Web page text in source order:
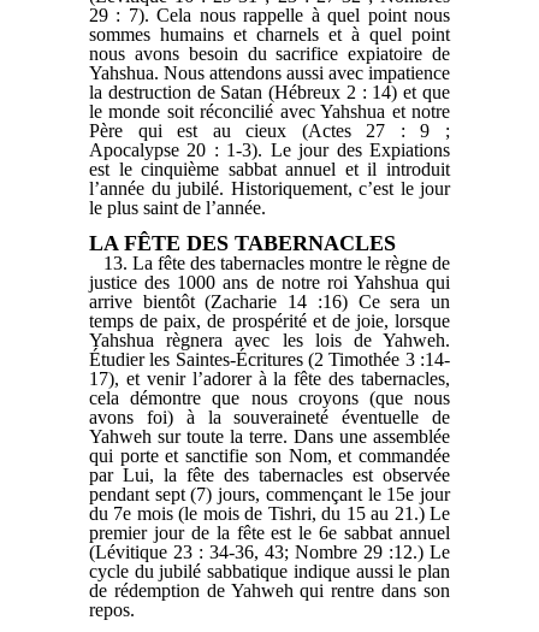
29 : 7). Cela nous rappelle à quel point nous
sommes humains et charnels et à quel point
nous avons besoin du sacrifice expiatoire de
Yahshua. Nous attendons aussi avec impatience
la destruction de Satan (Hébreux 2 : 14) et que
le monde soit réconcilié avec Yahshua et notre
Père qui est au cieux (Actes 27 : 9 ;
Apocalypse 20 : 1-3). Le jour des Expiations
est le cinquième sabbat annuel et il introduit
l’année du jubilé. Historiquement, c’est le jour
le plus saint de l’année.
LA FÊTE DES TABERNACLES
13. La fête des tabernacles montre le règne de
justice des 1000 ans de notre roi Yahshua qui
arrive bientôt (Zacharie 14 :16) Ce sera un
temps de paix, de prospérité et de joie, lorsque
Yahshua règnera avec les lois de Yahweh.
Étudier les Saintes-Écritures (2 Timothée 3 :14-
17), et venir l’adorer à la fête des tabernacles,
cela démontre que nous croyons (que nous
avons foi) à la souveraineté éventuelle de
Yahweh sur toute la terre. Dans une assemblée
qui porte et sanctifie son Nom, et commandée
par Lui, la fête des tabernacles est observée
pendant sept (7) jours, commençant le 15e jour
du 7e mois (le mois de Tishri, du 15 au 21.) Le
premier jour de la fête est le 6e sabbat annuel
(Lévitique 23 : 34-36, 43; Nombre 29 :12.) Le
cycle du jubilé sabbatique indique aussi le plan
de rédemption de Yahweh qui rentre dans son
repos.